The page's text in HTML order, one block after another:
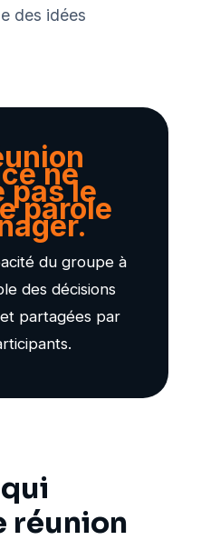
des idées
ne
pas le
parole
du groupe à
des décisions
partagées par
réunion